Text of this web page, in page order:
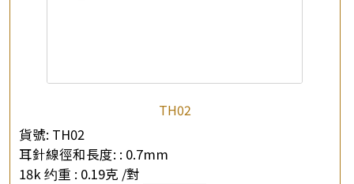
×
公司名稱
TH02
貨號: TH02
耳針線徑和長度: : 0.7mm
18k 约重 : 0.19克 /對